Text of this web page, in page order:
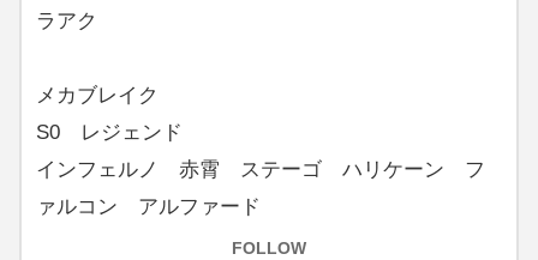
ラアク
メカブレイク
S0 レジェンド
インフェルノ 赤霄 ステーゴ ハリケーン フ
ァルコン アルファード
FOLLOW